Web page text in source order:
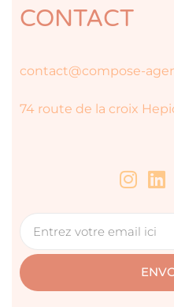
CONTACT
contact@compose-
74 route de la croix